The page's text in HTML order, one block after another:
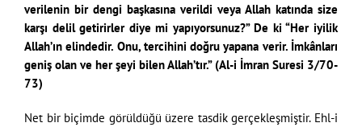
verilenin bir dengi başkasına verildi veya Allah katında size
karşı delil getirirler diye mi yapıyorsunuz?” De ki “Her iyilik
Allah’ın elindedir. Onu, tercihini doğru yapana verir. İmkânları
geniş olan ve her şeyi bilen Allah’tır.” (Al-i İmran Suresi 3/70-
73)
Net bir biçimde görüldüğü üzere tasdik gerçekleşmiştir. Ehl-i